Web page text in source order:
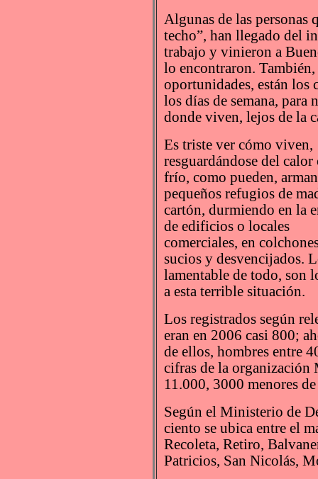
Algunas de las personas
techo”, han llegado del
trabajo y vinieron a
lo encontraron.
oportunidades, están los
los días de semana, para
donde viven, lejos de la
Es triste ver cómo viven,
resguardándose del calor
frío, como pueden,
pequeños refugios de
cartón, durmiendo en la
de edificios o locales
comerciales, en
sucios y desvencijados.
lamentable de todo, son
a esta terrible situación.
Los registrados según
eran en 2006 casi 800;
de ellos, hombres entre
cifras de la organización
11.000, 3000 menores
Según el Ministerio de
ciento se ubica entre el
Recoleta, Retiro,
Patricios, San Nicolás,